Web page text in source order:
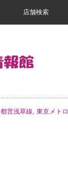
店舗検索
都営浅草線, 東京メトロ